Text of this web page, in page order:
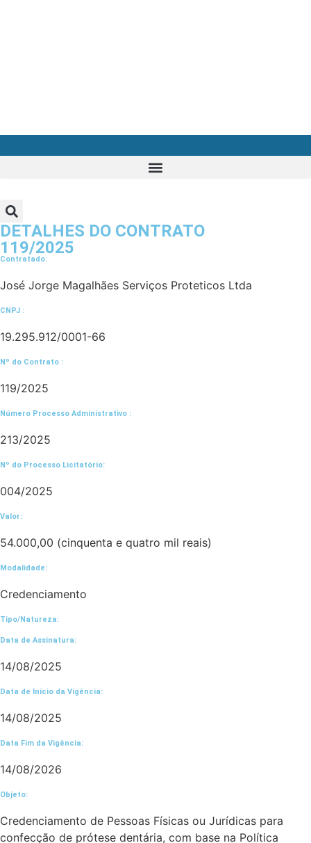
DETALHES DO CONTRATO​
119/2025
Contratado:
José Jorge Magalhães Serviços Proteticos Ltda
CNPJ :
19.295.912/0001-66
Nº do Contrato :
119/2025
Número Processo Administrativo :
213/2025
Nº do Processo Licitatório:
004/2025
Valor:
54.000,00 (cinquenta e quatro mil reais)
Modalidade:
Credenciamento
Tipo/Natureza:
Data de Assinatura:
14/08/2025
Data de Início da Vigência:
14/08/2025
Data Fim da Vigência:
14/08/2026
Objeto:
Credenciamento de Pessoas Físicas ou Jurídicas para
confecção de prótese dentária, com base na Política